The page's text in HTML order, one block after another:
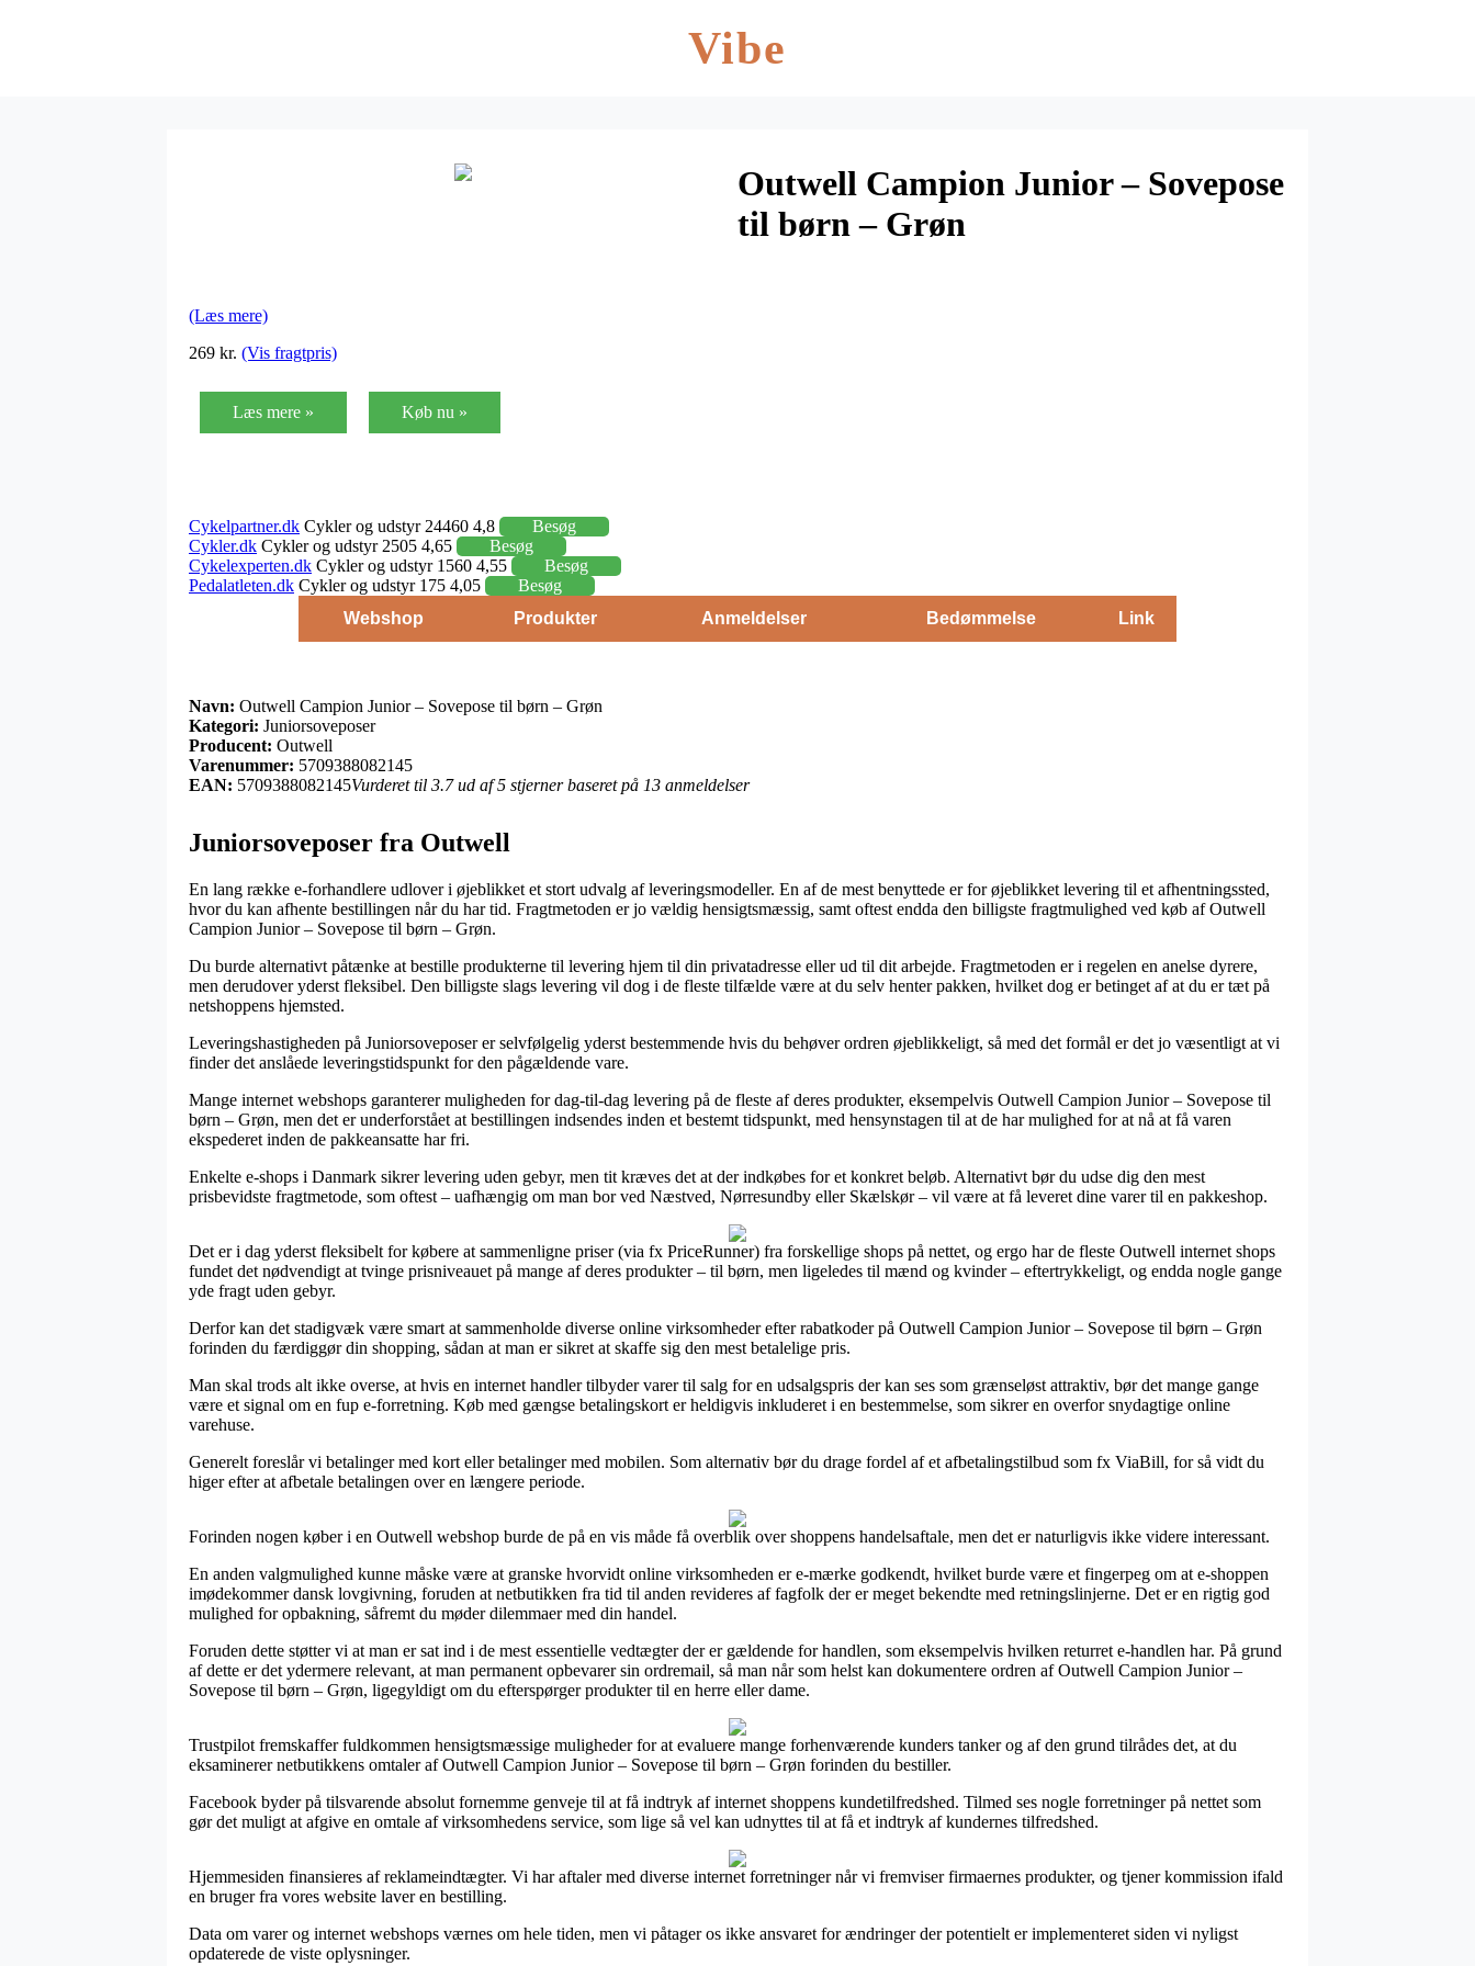
Vibe
Outwell Campion Junior – Sovepose
til børn – Grøn
(Læs mere)
269 kr. (Vis fragtpris)
Læs mere » Køb nu »
Cykelpartner.dk Cykler og udstyr 24460 4,8
Besøg
Cykler.dk Cykler og udstyr 2505 4,65
Besøg
Cykelexperten.dk Cykler og udstyr 1560 4,55
Besøg
Pedalatleten.dk Cykler og udstyr 175 4,05
Besøg
Webshop
Produkter Anmeldelser Bedømmelse Link
Navn: Outwell Campion Junior – Sovepose til børn – Grøn
Kategori: Juniorsoveposer
Producent: Outwell
Varenummer: 5709388082145
EAN: 5709388082145Vurderet til 3.7 ud af 5 stjerner baseret på 13 anmeldelser
Juniorsoveposer fra Outwell
En lang række e-forhandlere udlover i øjeblikket et stort udvalg af leveringsmodeller. En af de mest benyttede er for øjeblikket levering til et afhentningssted,
hvor du kan afhente bestillingen når du har tid. Fragtmetoden er jo vældig hensigtsmæssig, samt oftest endda den billigste fragtmulighed ved køb af Outwell
Campion Junior – Sovepose til børn – Grøn.
Du burde alternativt påtænke at bestille produkterne til levering hjem til din privatadresse eller ud til dit arbejde. Fragtmetoden er i regelen en anelse dyrere,
men derudover yderst fleksibel. Den billigste slags levering vil dog i de fleste tilfælde være at du selv henter pakken, hvilket dog er betinget af at du er tæt på
netshoppens hjemsted.
Leveringshastigheden på Juniorsoveposer er selvfølgelig yderst bestemmende hvis du behøver ordren øjeblikkeligt, så med det formål er det jo væsentligt at vi
finder det anslåede leveringstidspunkt for den pågældende vare.
Mange internet webshops garanterer muligheden for dag-til-dag levering på de fleste af deres produkter, eksempelvis Outwell Campion Junior – Sovepose til
børn – Grøn, men det er underforstået at bestillingen indsendes inden et bestemt tidspunkt, med hensynstagen til at de har mulighed for at nå at få varen
ekspederet inden de pakkeansatte har fri.
Enkelte e-shops i Danmark sikrer levering uden gebyr, men tit kræves det at der indkøbes for et konkret beløb. Alternativt bør du udse dig den mest
prisbevidste fragtmetode, som oftest – uafhængig om man bor ved Næstved, Nørresundby eller Skælskør – vil være at få leveret dine varer til en pakkeshop.
Det er i dag yderst fleksibelt for købere at sammenligne priser (via fx PriceRunner) fra forskellige shops på nettet, og ergo har de fleste Outwell internet shops
fundet det nødvendigt at tvinge prisniveauet på mange af deres produkter – til børn, men ligeledes til mænd og kvinder – eftertrykkeligt, og endda nogle gange
yde fragt uden gebyr.
Derfor kan det stadigvæk være smart at sammenholde diverse online virksomheder efter rabatkoder på Outwell Campion Junior – Sovepose til børn – Grøn
forinden du færdiggør din shopping, sådan at man er sikret at skaffe sig den mest betalelige pris.
Man skal trods alt ikke overse, at hvis en internet handler tilbyder varer til salg for en udsalgspris der kan ses som grænseløst attraktiv, bør det mange gange
være et signal om en fup e-forretning. Køb med gængse betalingskort er heldigvis inkluderet i en bestemmelse, som sikrer en overfor snydagtige online
varehuse.
Generelt foreslår vi betalinger med kort eller betalinger med mobilen. Som alternativ bør du drage fordel af et afbetalingstilbud som fx ViaBill, for så vidt du
higer efter at afbetale betalingen over en længere periode.
Forinden nogen køber i en Outwell webshop burde de på en vis måde få overblik over shoppens handelsaftale, men det er naturligvis ikke videre interessant.
En anden valgmulighed kunne måske være at granske hvorvidt online virksomheden er e-mærke godkendt, hvilket burde være et fingerpeg om at e-shoppen
imødekommer dansk lovgivning, foruden at netbutikken fra tid til anden revideres af fagfolk der er meget bekendte med retningslinjerne. Det er en rigtig god
mulighed for opbakning, såfremt du møder dilemmaer med din handel.
Foruden dette støtter vi at man er sat ind i de mest essentielle vedtægter der er gældende for handlen, som eksempelvis hvilken returret e-handlen har. På grund
af dette er det ydermere relevant, at man permanent opbevarer sin ordremail, så man når som helst kan dokumentere ordren af Outwell Campion Junior –
Sovepose til børn – Grøn, ligegyldigt om du efterspørger produkter til en herre eller dame.
Trustpilot fremskaffer fuldkommen hensigtsmæssige muligheder for at evaluere mange forhenværende kunders tanker og af den grund tilrådes det, at du
eksaminerer netbutikkens omtaler af Outwell Campion Junior – Sovepose til børn – Grøn forinden du bestiller.
Facebook byder på tilsvarende absolut fornemme genveje til at få indtryk af internet shoppens kundetilfredshed. Tilmed ses nogle forretninger på nettet som
gør det muligt at afgive en omtale af virksomhedens service, som lige så vel kan udnyttes til at få et indtryk af kundernes tilfredshed.
Hjemmesiden finansieres af reklameindtægter. Vi har aftaler med diverse internet forretninger når vi fremviser firmaernes produkter, og tjener kommission ifald
en bruger fra vores website laver en bestilling.
Data om varer og internet webshops værnes om hele tiden, men vi påtager os ikke ansvaret for ændringer der potentielt er implementeret siden vi nyligst
opdaterede de viste oplysninger.